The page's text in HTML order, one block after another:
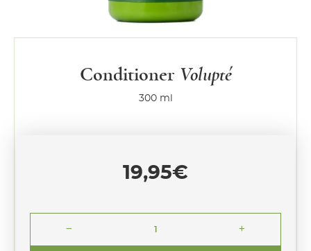
Conditioner Volupté
300 ml
19,95€
remove add